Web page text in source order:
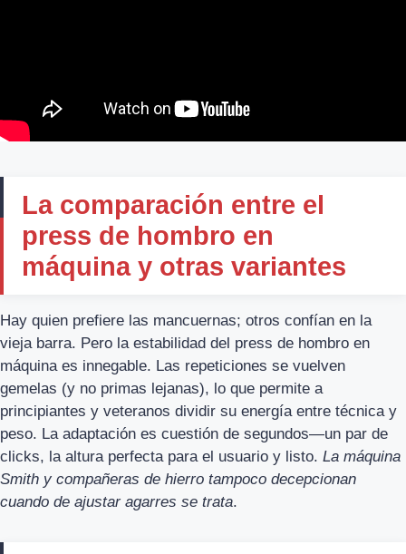
La comparación entre el
press de hombro en
máquina y otras variantes
Hay quien prefiere las mancuernas; otros confían en la
vieja barra. Pero la estabilidad del press de hombro en
máquina es innegable. Las repeticiones se vuelven
gemelas (y no primas lejanas), lo que permite a
principiantes y veteranos dividir su energía entre técnica y
peso. La adaptación es cuestión de segundos—un par de
clicks, la altura perfecta para el usuario y listo. La máquina
Smith y compañeras de hierro tampoco decepcionan
cuando de ajustar agarres se trata.